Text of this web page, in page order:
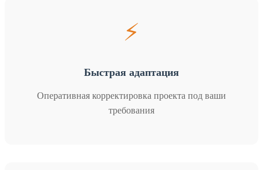
⚡
Быстрая адаптация
Оперативная корректировка проекта под ваши
требования